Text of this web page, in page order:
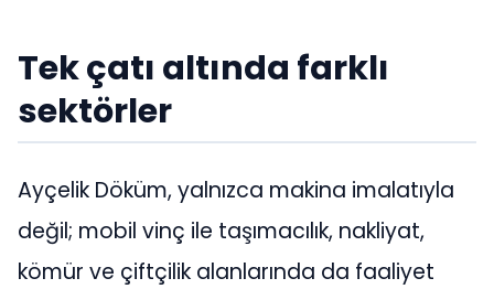
Tek çatı altında farklı
sektörler
Ayçelik Döküm, yalnızca makina imalatıyla
değil; mobil vinç ile taşımacılık, nakliyat,
kömür ve çiftçilik alanlarında da faaliyet